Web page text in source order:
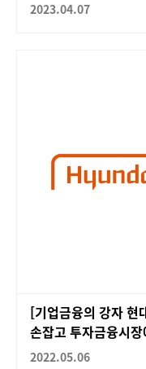
2023.04.07
[기업금융의 강자
손잡고 투자금융시장
2022.05.06